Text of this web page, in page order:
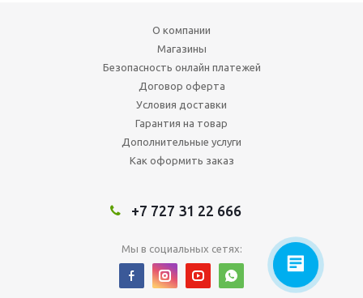
О компании
Магазины
Безопасность онлайн платежей
Договор оферта
Условия доставки
Гарантия на товар
Дополнительные услуги
Как оформить заказ
+7 727 31 22 666
Мы в социальных сетях: